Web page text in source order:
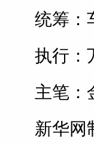
统筹：
执行：万
主笔：
新华网